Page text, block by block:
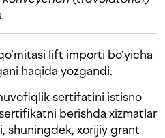
lift importi bo‘yicha
haqida yozgandi.
sertifatini istisno
berishda xizmatlar
shuningdek, xorijiy grant